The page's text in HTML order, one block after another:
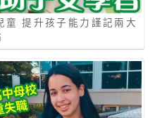
童 提升孩子能力謹記兩大